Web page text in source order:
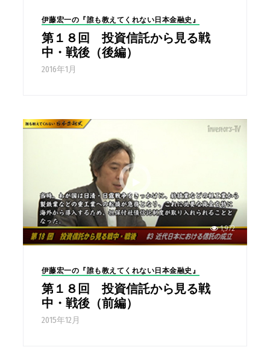
伊藤宏一の『誰も教えてくれない日本金融史』
第１８回 投資信託から見る戦
中・戦後（後編）
2016年1月
1,972
伊藤宏一の『誰も教えてくれない日本金融史』
第１８回 投資信託から見る戦
中・戦後（前編）
2015年12月